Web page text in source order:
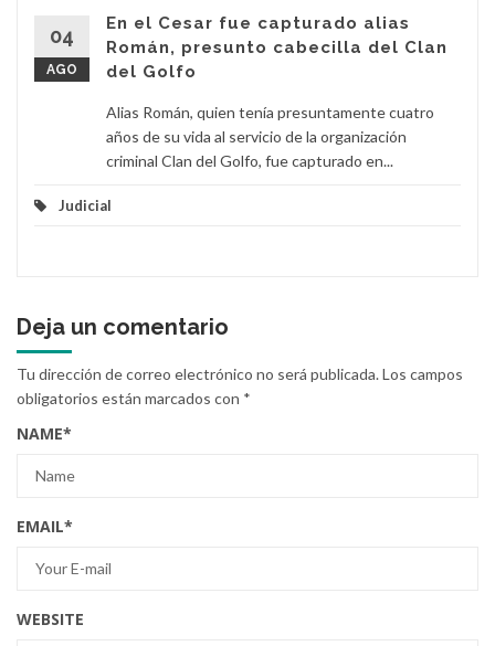
04
AGO
En el Cesar fue capturado alias
Román, presunto cabecilla del Clan
del Golfo
Alias Román, quien tenía presuntamente cuatro
años de su vida al servicio de la organización
criminal Clan del Golfo, fue capturado en...
Judicial
Deja un comentario
Tu dirección de correo electrónico no será publicada.Los campos
obligatorios están marcados con *
NAME*
EMAIL*
WEBSITE